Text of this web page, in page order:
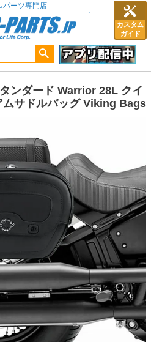
カスタム
ガイド
パーツ専門店
ンダード Warrior 28L クイ
ムサドルバッグ Viking Bags